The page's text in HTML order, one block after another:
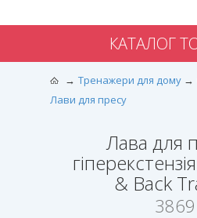
КАТАЛОГ
Тренажери для дому
Лави для пресу
Лава для
& Back
3869